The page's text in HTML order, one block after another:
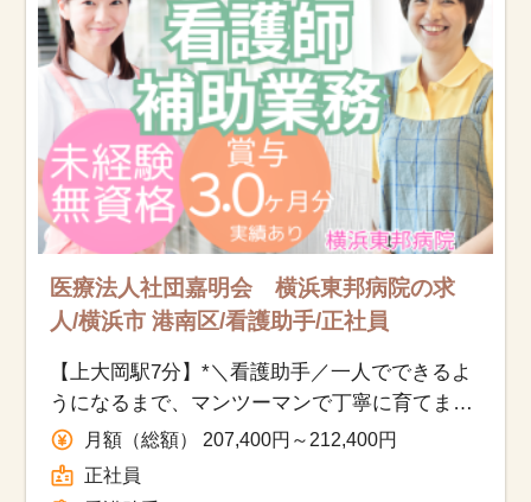
医療事務求人ドットコムとは
サイトの使い方
就職サポート
人材をお探しの医療機関・企業様
医療法人社団嘉明会 横浜東邦病院の求
人/横浜市 港南区/看護助手/正社員
【上大岡駅7分】*＼看護助手／一人でできるよ
うになるまで、マンツーマンで丁寧に育てます
♪職員同士の仲が良く、相談しやすい環境です
◎
月額（総額） 207,400円～212,400円
正社員